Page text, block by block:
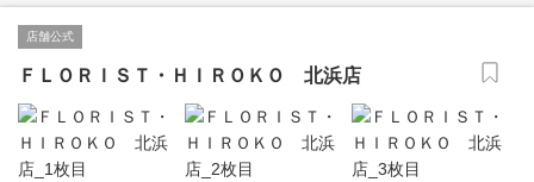
店舗公式
ＦＬＯＲＩＳＴ・ＨＩＲＯＫＯ 北浜店